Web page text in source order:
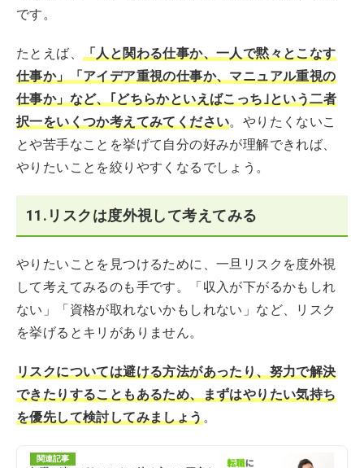
です。
たとえば、
「人と関わる仕事か、一人で黙々とこなす
仕事か」「アイデア重視の仕事か、マニュアル重視の
仕事か」など、｢どちらかといえばこっち｣という二者
択一をいくつか考えてみてください。やりたくないこ
とや苦手なことを挙げて自分の好みが理解できれば、
やりたいことを絞りやすくなるでしょう。
11.リスクは度外視して考えてみる
やりたいことを見つけるために、一旦リスクを度外視
して考えてみるのも手です。「収入が下がるかもしれ
ない」「資格が取れないかもしれない」など、リスク
を挙げるとキリがありません。
リスクについては避ける方法があったり、努力で解決
できたりすることもあるため、まずはやりたい気持ち
を優先して検討してみましょう 。
関連記事